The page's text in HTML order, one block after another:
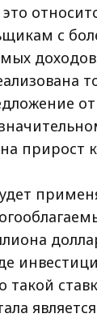
с
прирост